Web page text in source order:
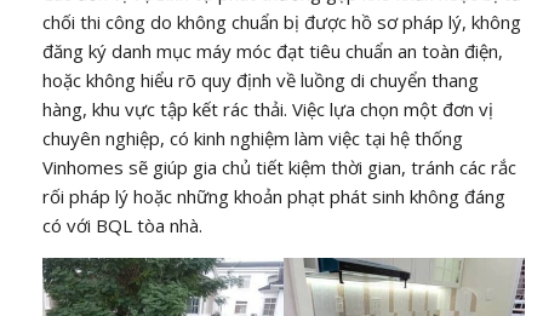
chối thi công do không chuẩn bị được hồ sơ pháp lý, không
đăng ký danh mục máy móc đạt tiêu chuẩn an toàn điện,
hoặc không hiểu rõ quy định về luồng di chuyển thang
hàng, khu vực tập kết rác thải. Việc lựa chọn một đơn vị
chuyên nghiệp, có kinh nghiệm làm việc tại hệ thống
Vinhomes sẽ giúp gia chủ tiết kiệm thời gian, tránh các rắc
rối pháp lý hoặc những khoản phạt phát sinh không đáng
có với BQL tòa nhà.